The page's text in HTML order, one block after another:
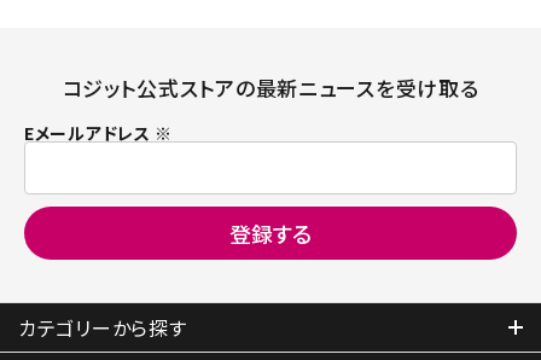
コジット公式ストアの最新ニュースを受け取る
Eメールアドレス ※
カテゴリーから探す